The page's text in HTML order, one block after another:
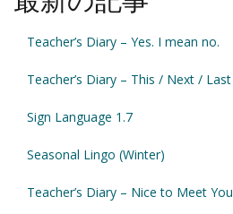
Teacher’s Diary – Yes. I mean no.
Teacher’s Diary – This / Next / Last
Sign Language 1.7
Seasonal Lingo (Winter)
Teacher’s Diary – Nice to Meet You